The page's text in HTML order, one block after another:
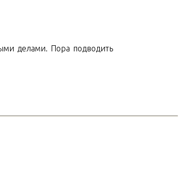
делами. Пора подводить